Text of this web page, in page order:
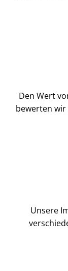
Den Wert
bewerten
Unsere